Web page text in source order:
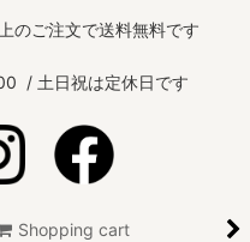
注文で送料無料です
/ 土日祝は定休日です
Shopping cart